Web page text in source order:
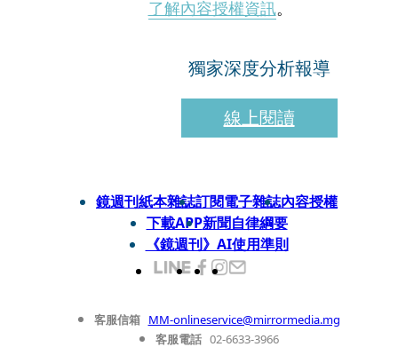
了解內容授權資訊。
獨家深度分析報導
線上閱讀
鏡週刊紙本雜誌訂閱電子雜誌內容授權
下載APP新聞自律綱要
《鏡週刊》AI使用準則
客服信箱 MM-onlineservice@mirrormedia.mg
客服電話 02-6633-3966